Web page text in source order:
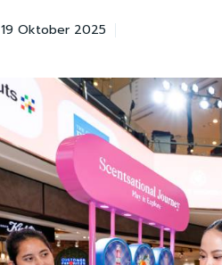
19 Oktober 2025